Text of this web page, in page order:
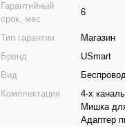
Гарантийный
срок, мес.
6
Тип гарантии
Магазин
Бренд
USmart
Вид
Комплектация
4-х
Мишка
Адаптер